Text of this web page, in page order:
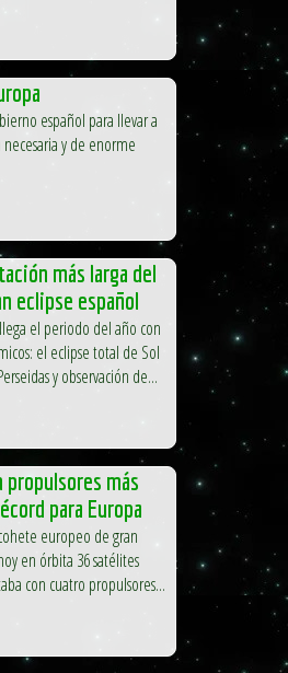
español para llevar a
necesaria y de enorme
más larga del
eclipse español
el periodo del año con
el eclipse total de Sol
y observación de...
propulsores más
para Europa
europeo de gran
en órbita 36 satélites
con cuatro propulsores...